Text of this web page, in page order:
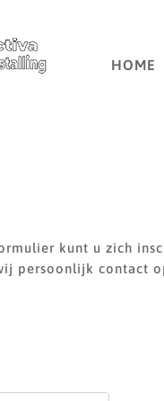
HOME
kunt u zich
persoonlijk contact